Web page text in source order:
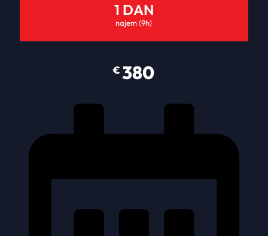
1 DAN
najem (9h)
€380